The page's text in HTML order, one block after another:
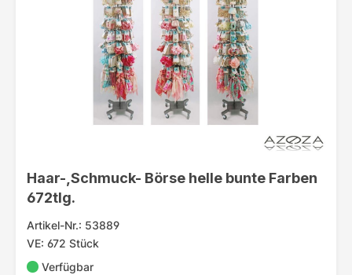
Haar-,Schmuck- Börse helle bunte Farben
672tlg.
Artikel-Nr.: 53889
VE: 672 Stück
Verfügbar